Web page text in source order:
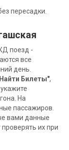
пересадки.
поезд -
все
день.
Билеты",
На
пассажиров.
вами данные
их при